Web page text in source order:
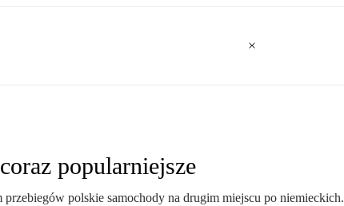
popularniejsze
polskie samochody na drugim miejscu po niemieckich.